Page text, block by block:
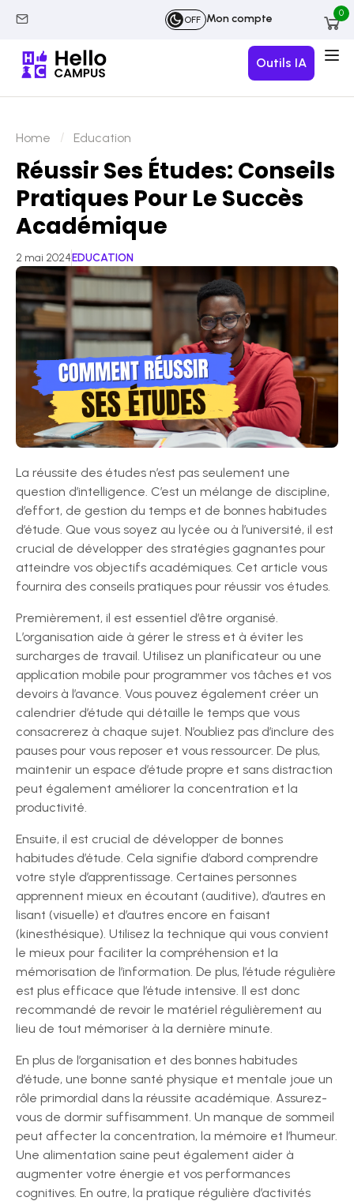
OFF Mon compte 0
Outils IA
Home Education
Réussir Ses Études: Conseils
Pratiques Pour Le Succès
Académique
2 mai 2024EDUCATION
La réussite des études n’est pas seulement une
question d’intelligence. C’est un mélange de discipline,
d’effort, de gestion du temps et de bonnes habitudes
d’étude. Que vous soyez au lycée ou à l’université, il est
crucial de développer des stratégies gagnantes pour
atteindre vos objectifs académiques. Cet article vous
fournira des conseils pratiques pour réussir vos études.
Premièrement, il est essentiel d’être organisé.
L’organisation aide à gérer le stress et à éviter les
surcharges de travail. Utilisez un planificateur ou une
application mobile pour programmer vos tâches et vos
devoirs à l’avance. Vous pouvez également créer un
calendrier d’étude qui détaille le temps que vous
consacrerez à chaque sujet. N’oubliez pas d’inclure des
pauses pour vous reposer et vous ressourcer. De plus,
maintenir un espace d’étude propre et sans distraction
peut également améliorer la concentration et la
productivité.
Ensuite, il est crucial de développer de bonnes
habitudes d’étude. Cela signifie d’abord comprendre
votre style d’apprentissage. Certaines personnes
apprennent mieux en écoutant (auditive), d’autres en
lisant (visuelle) et d’autres encore en faisant
(kinesthésique). Utilisez la technique qui vous convient
le mieux pour faciliter la compréhension et la
mémorisation de l’information. De plus, l’étude régulière
est plus efficace que l’étude intensive. Il est donc
recommandé de revoir le matériel régulièrement au
lieu de tout mémoriser à la dernière minute.
En plus de l’organisation et des bonnes habitudes
d’étude, une bonne santé physique et mentale joue un
rôle primordial dans la réussite académique. Assurez-
vous de dormir suffisamment. Un manque de sommeil
peut affecter la concentration, la mémoire et l’humeur.
Une alimentation saine peut également aider à
augmenter votre énergie et vos performances
cognitives. En outre, la pratique régulière d’activités